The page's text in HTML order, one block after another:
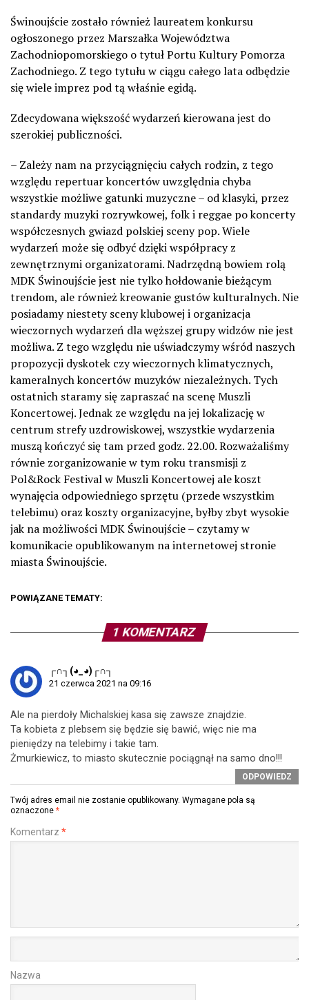
Świnoujście zostało również laureatem konkursu
ogłoszonego przez Marszałka Województwa
Zachodniopomorskiego o tytuł Portu Kultury Pomorza
Zachodniego. Z tego tytułu w ciągu całego lata odbędzie
się wiele imprez pod tą właśnie egidą.
Zdecydowana większość wydarzeń kierowana jest do
szerokiej publiczności.
– Zależy nam na przyciągnięciu całych rodzin, z tego
względu repertuar koncertów uwzględnia chyba
wszystkie możliwe gatunki muzyczne – od klasyki, przez
standardy muzyki rozrywkowej, folk i reggae po koncerty
współczesnych gwiazd polskiej sceny pop. Wiele
wydarzeń może się odbyć dzięki współpracy z
zewnętrznymi organizatorami. Nadrzędną bowiem rolą
MDK Świnoujście jest nie tylko hołdowanie bieżącym
trendom, ale również kreowanie gustów kulturalnych. Nie
posiadamy niestety sceny klubowej i organizacja
wieczornych wydarzeń dla węższej grupy widzów nie jest
możliwa. Z tego względu nie uświadczymy wśród naszych
propozycji dyskotek czy wieczornych klimatycznych,
kameralnych koncertów muzyków niezależnych. Tych
ostatnich staramy się zapraszać na scenę Muszli
Koncertowej. Jednak ze względu na jej lokalizację w
centrum strefy uzdrowiskowej, wszystkie wydarzenia
muszą kończyć się tam przed godz. 22.00. Rozważaliśmy
równie zorganizowanie w tym roku transmisji z
Pol&Rock Festival w Muszli Koncertowej ale koszt
wynajęcia odpowiedniego sprzętu (przede wszystkim
telebimu) oraz koszty organizacyjne, byłby zbyt wysokie
jak na możliwości MDK Świnoujście – czytamy w
komunikacie opublikowanym na internetowej stronie
miasta Świnoujście.
POWIĄZANE TEMATY:
1 KOMENTARZ
┌∩┐(◕_◕)┌∩┐
21 czerwca 2021 na 09:16
Ale na pierdoły Michalskiej kasa się zawsze znajdzie.
Ta kobieta z plebsem się będzie się bawić, więc nie ma
pieniędzy na telebimy i takie tam.
Żmurkiewicz, to miasto skutecznie pociągnął na samo dno!!!
ODPOWIEDZ
Twój adres email nie zostanie opublikowany. Wymagane pola są
oznaczone *
Komentarz *
Nazwa